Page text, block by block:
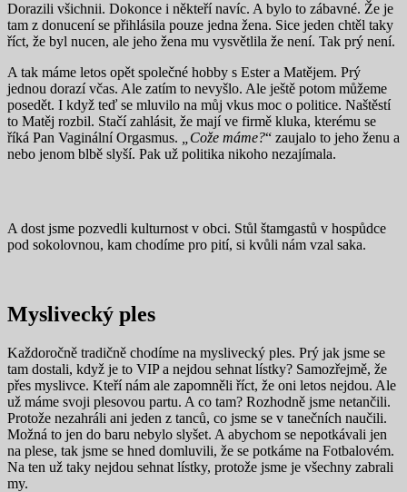
Dorazili všichnii. Dokonce i někteří navíc. A bylo to zábavné. Že je
tam z donucení se přihlásila pouze jedna žena. Sice jeden chtěl taky
říct, že byl nucen, ale jeho žena mu vysvětlila že není. Tak prý není.
A tak máme letos opět společné hobby s Ester a Matějem. Prý
jednou dorazí včas. Ale zatím to nevyšlo. Ale ještě potom můžeme
posedět. I když teď se mluvilo na můj vkus moc o politice. Naštěstí
to Matěj rozbil. Stačí zahlásit, že mají ve firmě kluka, kterému se
říká Pan Vaginální Orgasmus.
„Cože máme?“ zaujalo to jeho ženu a
nebo jenom blbě slyší. Pak už politika nikoho nezajímala.
A dost jsme pozvedli kulturnost v obci. Stůl štamgastů v hospůdce
pod sokolovnou, kam chodíme pro pití, si kvůli nám vzal saka.
Myslivecký ples
Každoročně tradičně chodíme na myslivecký ples. Prý jak jsme se
tam dostali, když je to VIP a nejdou sehnat lístky? Samozřejmě, že
přes myslivce. Kteří nám ale zapomněli říct, že oni letos nejdou. Ale
už máme svoji plesovou partu. A co tam? Rozhodně jsme netančili.
Protože nezahráli ani jeden z tanců, co jsme se v tanečních naučili.
Možná to jen do baru nebylo slyšet. A abychom se nepotkávali jen
na plese, tak jsme se hned domluvili, že se potkáme na Fotbalovém.
Na ten už taky nejdou sehnat lístky, protože jsme je všechny zabrali
my.